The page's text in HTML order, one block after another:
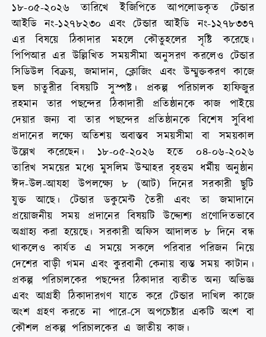
১৮-০৫-২০২৬ তারিখে ইজিপিতে আপলোডকৃত টেন্ডার
আইডি নং-১২৭৮২৩০ এবং টেন্ডার আইডি নং-১২৭৮৩৩৭
এর বিষয়ে ঠিকাদার মহলে কৌতুহলের সৃষ্টি করেছে।
পিপিআর এর উল্লিখিত সময়সীমা অনুসরণ করলেও টেন্ডার
সিডিউল বিক্রয়, জমাদান, ক্লোজিং এবং উম্মুক্তকরণ কাজে
ছল চাতুরীর বিষয়টি সুস্পষ্ট। প্রকল্প পরিচালক হাফিজুর
রহমান তার পছন্দের ঠিকাদারী প্রতিষ্ঠানকে কাজ পাইয়ে
দেয়ার জন্য বা তার পছন্দের প্রতিষ্ঠানকে বিশেষ সুবিধা
প্রদানের লক্ষ্যে অতিশয় অবাস্তব সময়সীমা বা সময়কাল
উল্লেখ করেছেন। ১৮-০৫-২০২৬ হতে ০৪-০৬-২০২৬
তারিখ সময়ের মধ্যে মুসলিম উম্মাহর বৃহত্তম ধর্মীয় অনুষ্ঠান
ঈদ-উল-আযহা উপলক্ষ্যে ৮ (আট) দিনের সরকারী ছুটি
যুক্ত আছে। টেন্ডার ডকুমেন্ট তৈরী এবং তা জমাদানে
প্রয়োজনীয় সময় প্রদানের বিষয়টি উদ্দ্যেশ্য প্রণোদিতভাবে
অগ্রাহ্য করা হয়েছে। সরকারী অফিস আদালত ৮ দিনে বন্ধ
থাকলেও কার্যত এ সময়ে সকলে পরিবার পরিজন নিয়ে
দেশের বাড়ী গমন এবং কুরবানী কেনায় ব্যস্ত সময় কাটান।
প্রকল্প পরিচালকের পছন্দের ঠিকাদার ব্যতীত অন্য অভিজ্ঞ
এবং আগ্রহী ঠিকাদারগণ যাতে করে টেন্ডার দাখিল কাজে
অংশ গ্রহণ করতে না পারে-সে অপচেষ্টার একটি অংশ বা
কৌশল প্রকল্প পরিচালকের এ জাতীয় কাজ।